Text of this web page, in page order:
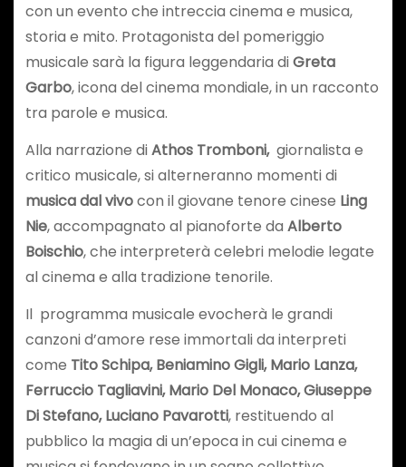
con un evento che intreccia cinema e musica,
storia e mito. Protagonista del pomeriggio
musicale sarà la figura leggendaria diGreta
Garbo, icona del cinema mondiale, in un racconto
tra parole e musica.
Alla narrazione diAthos Tromboni, giornalista e
critico musicale, si alterneranno momenti di
musica dal vivocon il giovane tenore cinese Ling
Nie, accompagnato al pianoforte da Alberto
Boischio, che interpreterà celebri melodie legate
al cinema e alla tradizione tenorile.
Il programma musicale evocherà le grandi
canzoni d’amore rese immortali da interpreti
come Tito Schipa, Beniamino Gigli, Mario Lanza,
Ferruccio Tagliavini, Mario Del Monaco, Giuseppe
Di Stefano, Luciano Pavarotti, restituendo al
pubblico la magia di un’epoca in cui cinema e